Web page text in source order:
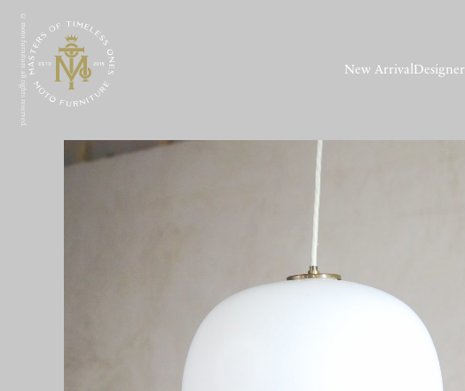
© moto furniture all rights reserved. New Arrival Designer